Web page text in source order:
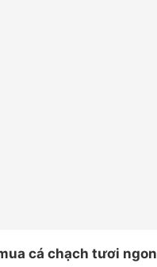
cá chạch tươi ngon